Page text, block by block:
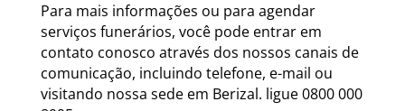
Para mais informações ou para agendar
serviços funerários, você pode entrar em
contato conosco através dos nossos canais de
comunicação, incluindo telefone, e-mail ou
visitando nossa sede em Berizal. ligue 0800 000